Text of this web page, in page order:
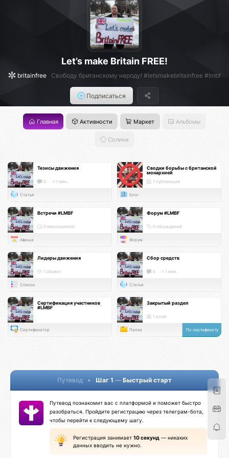
Let’s make Britain FREE!
britainfree Свободу британскому народу! #letsmakebritainfree #lmbf
Подписаться
Главная Активности Маркет Альбомы
Солики
Тезисы движения
0 < 1 мин.
Статья
Сводки борьбы с британской
монархией
1 публикация
Блог
Встречи #LMBF
0 мероприятий
Афиша
Форум #LMBF
0 обсуждений
Форум
Лидеры движения
1 объект
Список
Сбор средств
0 < 1 мин.
Статья
Сертификация участников
#LMBF
Сертификатор
Закрытый раздел
1 атом
Папка По сертификату
Путевод • Шаг 1 — Быстрый старт
Путевод познакомит вас с платформой и поможет быстро
разобраться. Пройдите регистрацию через телеграм-бота,
чтобы перейти к следующему шагу.
Регистрация занимает 10 секунд — никаких
данных вводить не нужно.